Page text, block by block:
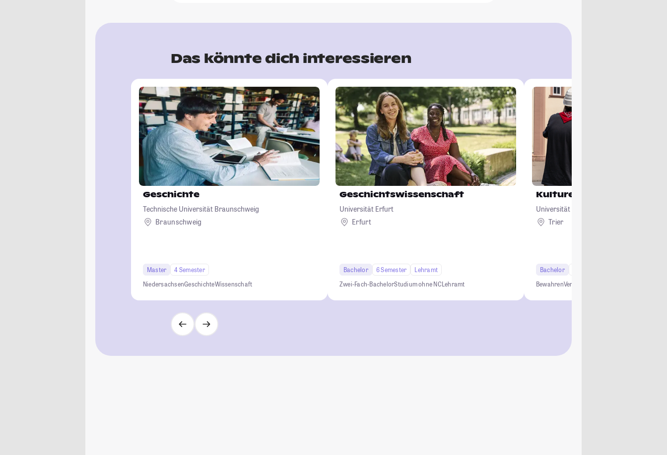
Das könnte dich interessieren
Geschichte
Technische Universität Braunschweig
Braunschweig
Master
4 Semester
NiedersachsenGeschichteWissenschaft
Geschichtswissenschaft
Universität Erfurt
Erfurt
Bachelor 6 Semester
Lehramt
Zwei-Fach-BachelorStudium ohne NCLehramt
Kulturelles Erbe
Universität Trier
Trier
Bachelor
BewahrenVermitteln